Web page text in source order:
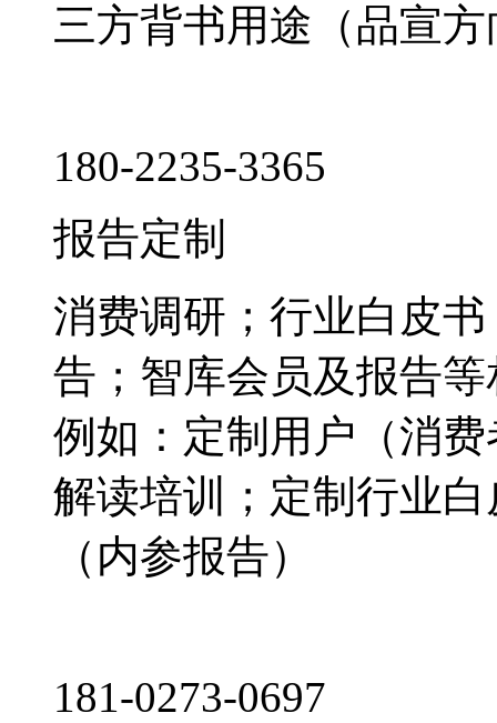
三方背书用途（品宣
180-2235-3365
报告定制
消费调研；行业白皮
告；智库会员及报告
例如：定制用户（消
解读培训；定制行业
（内参报告）
181-0273-0697